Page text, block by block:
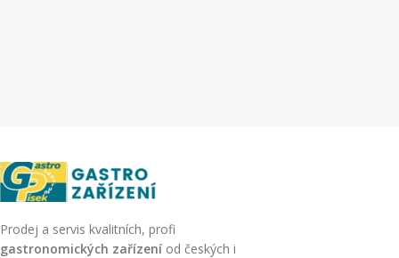
Prodej a servis kvalitních, profi
gastronomických zařízení od českých i